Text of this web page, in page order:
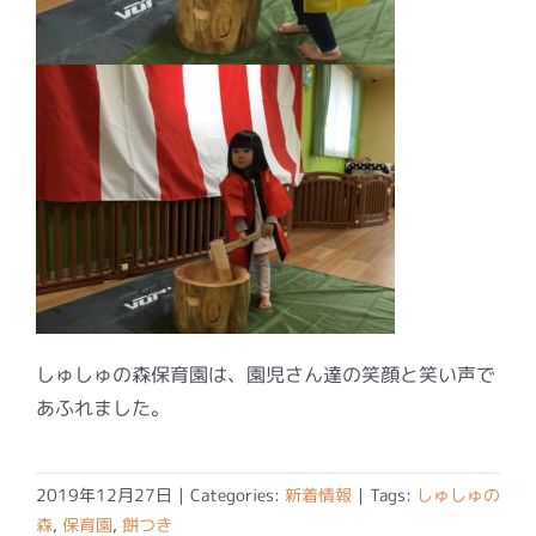
しゅしゅの森保育園は、園児さん達の笑顔と笑い声で
あふれました。
2019年12月27日 | Categories: 新着情報 | Tags: しゅしゅの
森, 保育園, 餅つき